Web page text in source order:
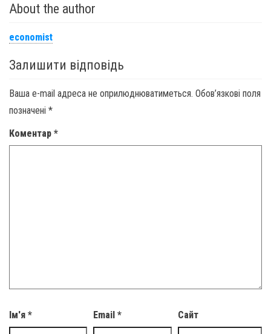
About the author
economist
Залишити відповідь
Ваша e-mail адреса не оприлюднюватиметься. Обов’язкові поля
позначені *
Коментар *
Ім'я * Email* Сайт